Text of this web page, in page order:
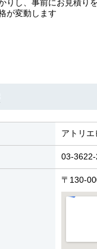
りし、事前にお見積り
が変動します
アトリエ
03-
〒130-